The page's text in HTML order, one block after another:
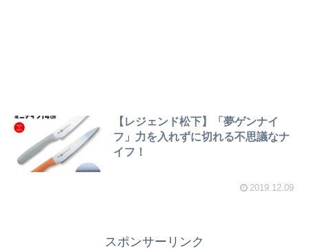
【レジェンド松下】「夢ゲンナイ
フ」力を入れずに切れる不思議なナ
イフ！
2019.12.09
スポンサーリンク